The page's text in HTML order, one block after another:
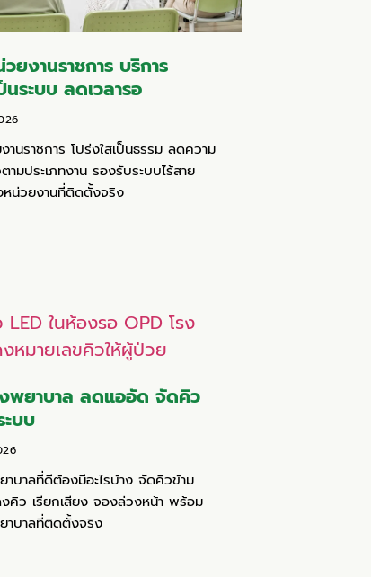
ยงานราชการ บริการ
นระบบ ลดเวลารอ
านราชการ โปร่งใสเป็นธรรม ลดความ
มประเภทงาน รองรับระบบไร้สาย
น่วยงานที่ติดตั้งจริง
งพยาบาล ลดแออัด จัดคิว
ะบบ
าบาลที่ดีต้องมีอะไรบ้าง จัดคิวข้าม
คิว เรียกเสียง จองล่วงหน้า พร้อม
าบาลที่ติดตั้งจริง